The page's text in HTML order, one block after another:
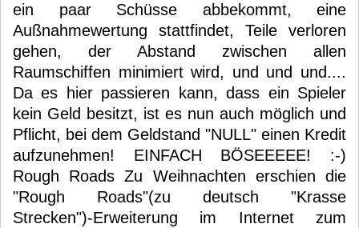
ein paar Schüsse abbekommt, eine
Außnahmewertung stattfindet, Teile verloren
gehen, der Abstand zwischen allen
Raumschiffen minimiert wird, und und und....
Da es hier passieren kann, dass ein Spieler
kein Geld besitzt, ist es nun auch möglich und
Pflicht, bei dem Geldstand "NULL" einen Kredit
aufzunehmen! EINFACH BÖSEEEEE! :-)
Rough Roads Zu Weihnachten erschien die
"Rough Roads"(zu deutsch "Krasse
Strecken")-Erweiterung im Internet zum